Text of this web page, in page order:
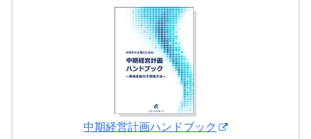
中期経営計画ハンドブック